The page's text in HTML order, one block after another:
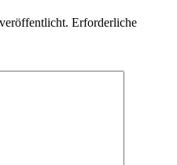
Erforderliche